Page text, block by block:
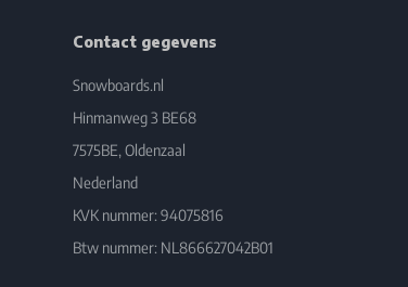
Contact gegevens
Snowboards.nl
Hinmanweg 3 BE68
7575BE, Oldenzaal
Nederland
KVK nummer: 94075816
Btw nummer: NL866627042B01